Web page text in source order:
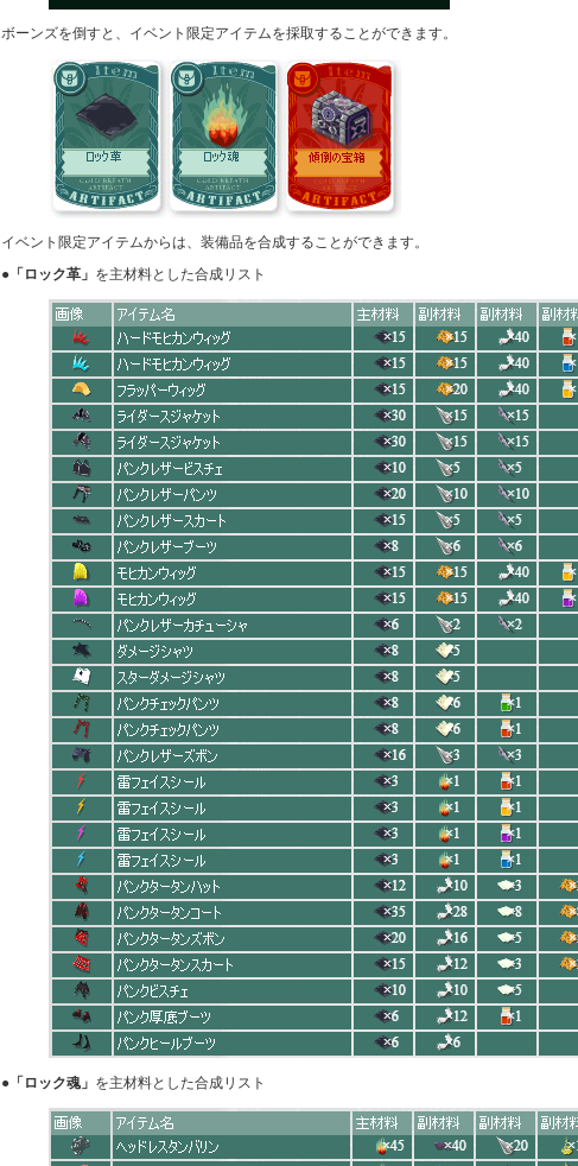
ボーンズを倒すと、イベント限定アイテムを採取することができます。
イベント限定アイテムからは、装備品を合成することができます。
● 「ロック革」 を主材料とした合成リスト
● 「ロック魂」 を主材料とした合成リスト